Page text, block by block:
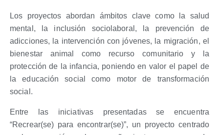
Los proyectos abordan ámbitos clave como la salud
mental , la inclusión sociolaboral , la prevención de
adicciones, la intervención con jóvenes, la migración, el
bienestar animal como recurso comunitario y la
protección de la infancia, poniendo en valor el papel de
la educación social como motor de transformación
social.
Entre las iniciativas presentadas se encuentra
“Recrear(se) para encontrar(se)”, un proyecto centrado